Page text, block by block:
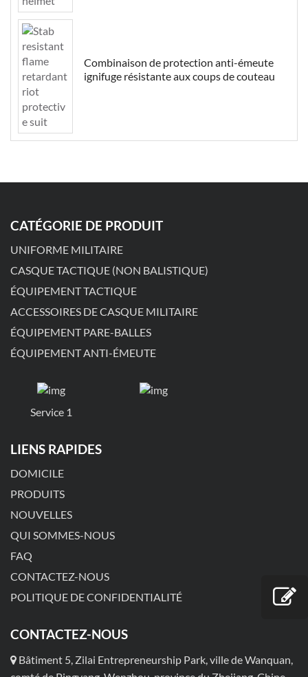
Combinaison de protection anti-émeute
ignifuge résistante aux coups de couteau
CATÉGORIE DE PRODUIT
UNIFORME MILITAIRE
CASQUE TACTIQUE (NON BALISTIQUE)
ÉQUIPEMENT TACTIQUE
ACCESSOIRES DE CASQUE MILITAIRE
ÉQUIPEMENT PARE-BALLES
ÉQUIPEMENT ANTI-ÉMEUTE
Service 1
LIENS RAPIDES
DOMICILE
PRODUITS
NOUVELLES
QUI SOMMES-NOUS
FAQ
CONTACTEZ-NOUS
POLITIQUE DE CONFIDENTIALITÉ
CONTACTEZ-NOUS
Bâtiment 5, Zilai Entrepreneurship Park, ville de Wanquan,